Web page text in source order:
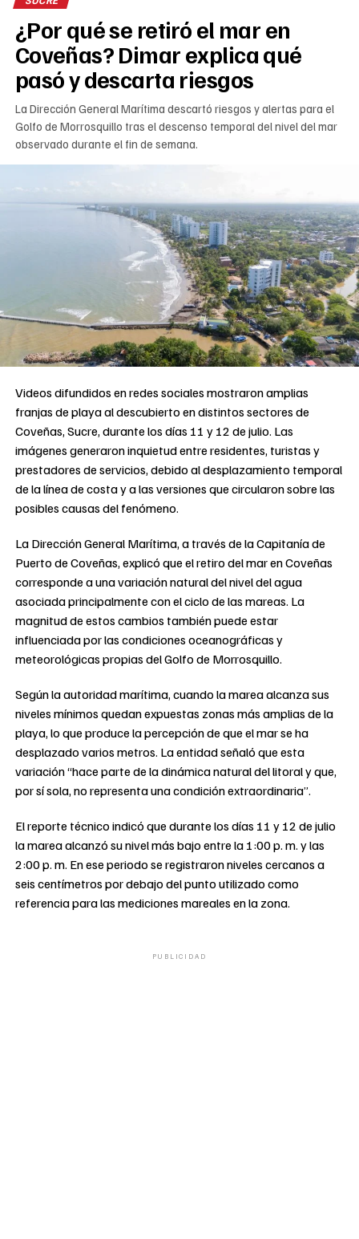
¿Por qué se retiró el mar en
Coveñas? Dimar explica qué
pasó y descarta riesgos
La Dirección General Marítima descartó riesgos y alertas para el
Golfo de Morrosquillo tras el descenso temporal del nivel del mar
observado durante el fin de semana.
Videos difundidos en redes sociales mostraron amplias
franjas de playa al descubierto en distintos sectores de
Coveñas, Sucre, durante los días 11 y 12 de julio. Las
imágenes generaron inquietud entre residentes, turistas y
prestadores de servicios, debido al desplazamiento temporal
de la línea de costa y a las versiones que circularon sobre las
posibles causas del fenómeno.
La Dirección General Marítima, a través de la Capitanía de
Puerto de Coveñas, explicó que el retiro del mar en Coveñas
corresponde a una variación natural del nivel del agua
asociada principalmente con el ciclo de las mareas. La
magnitud de estos cambios también puede estar
influenciada por las condiciones oceanográficas y
meteorológicas propias del Golfo de Morrosquillo.
Según la autoridad marítima, cuando la marea alcanza sus
niveles mínimos quedan expuestas zonas más amplias de la
playa, lo que produce la percepción de que el mar se ha
desplazado varios metros. La entidad señaló que esta
variación “hace parte de la dinámica natural del litoral y que,
por sí sola, no representa una condición extraordinaria”.
El reporte técnico indicó que durante los días 11 y 12 de julio
la marea alcanzó su nivel más bajo entre la 1:00 p. m. y las
2:00 p. m. En ese periodo se registraron niveles cercanos a
seis centímetros por debajo del punto utilizado como
referencia para las mediciones mareales en la zona.
PUBLICIDAD